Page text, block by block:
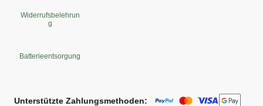
Widerrufsbelehrun
g
Batterieentsorgung
Unterstützte Zahlungsmethoden: